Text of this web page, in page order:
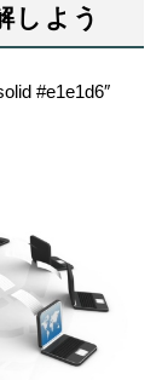
しよう
#e1e1d6″